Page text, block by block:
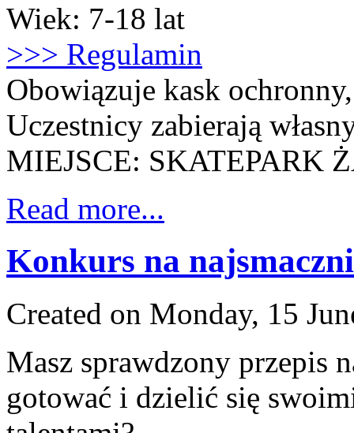
Wiek: 7-18 lat
>>> Regulamin
Obowiązuje kask
Uczestnicy zabierają
MIEJSCE: SKATEPARK
Read more...
Konkurs na
Created on Monday, 15
Masz sprawdzony przepis
gotować i dzielić się